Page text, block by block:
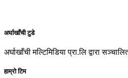
अर्घाखाँची टुडे
अर्घाखाँची मल्टिमिडिया प्रा.लि द्वारा
हाम्रो टिम